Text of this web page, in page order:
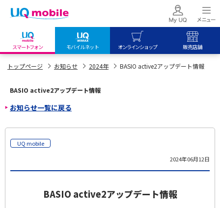
スマートフォン モバイルネット オンラインショップ 販売店舗
my UQ WiMAX
My UQ mobile
UQ mobile ご契約の方
UQ mobile
データチャージサイト
UQ mobile
UQ WiMAX
オンラインショップ
UQ mobile
UQ WiMAX
販売店舗
トップページ お知らせ 2024年 BASIO active2アップデート情報
BASIO active2アップデート情報
お知らせ一覧に戻る
UQ mobile
2024年06月12日
BASIO active2アップデート情報